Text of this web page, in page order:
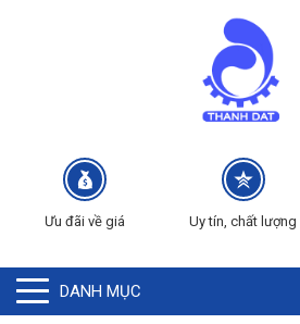
Ưu đãi về giá Uy tín, chất lượng
DANH MỤC